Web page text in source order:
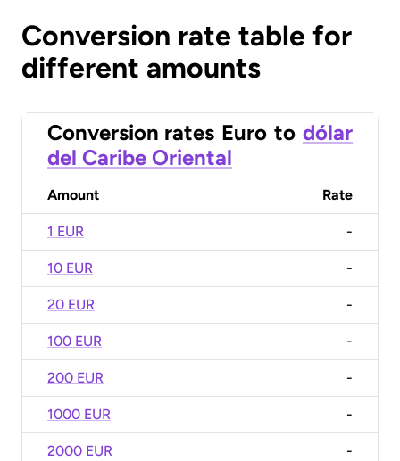
Conversion rate table for
different amounts
Conversion rates Euro to dólar
del Caribe Oriental
Amount Rate
1 EUR -
10 EUR -
20 EUR -
100 EUR -
200 EUR -
1000 EUR -
2000 EUR -